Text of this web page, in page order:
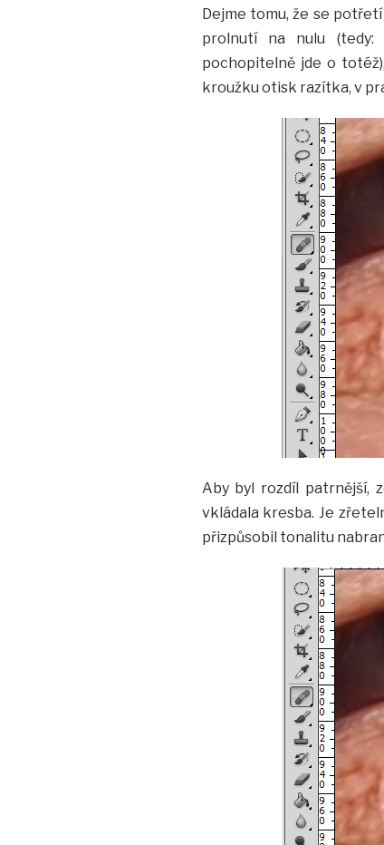
Dejme tomu, že se
prolnutí na nulu
pochopitelně jde o
kroužku otisk razítka, v
Aby byl rozdíl patrnější,
vkládala kresba. Je
přizpůsobil tonalitu